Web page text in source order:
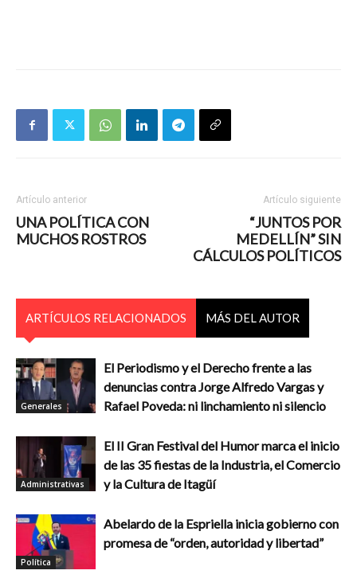
Artículo anterior
UNA POLÍTICA CON
MUCHOS ROSTROS
Artículo siguiente
“JUNTOS POR
MEDELLÍN” SIN
CÁLCULOS POLÍTICOS
ARTÍCULOS RELACIONADOS MÁS DEL AUTOR
Generales
El Periodismo y el Derecho frente a las
denuncias contra Jorge Alfredo Vargas y
Rafael Poveda: ni linchamiento ni silencio
Administrativas
El II Gran Festival del Humor marca el inicio
de las 35 fiestas de la Industria, el Comercio
y la Cultura de Itagüí
Política
Abelardo de la Espriella inicia gobierno con
promesa de “orden, autoridad y libertad”